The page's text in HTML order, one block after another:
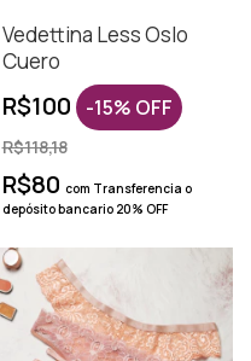
Vedettina Less Oslo
Cuero
R$100 -15% OFF
R$118,18
R$80 com Transferencia o
depósito bancario 20% OFF